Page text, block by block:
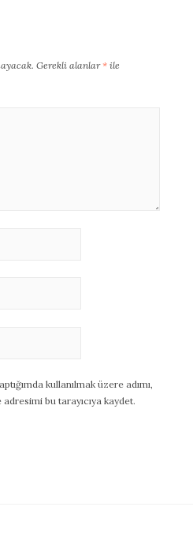
Gerekli alanlar* ile
kullanılmak üzere adımı,
bu tarayıcıya kaydet.